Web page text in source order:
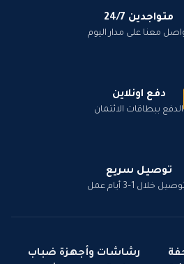
متواجدين 24/7
معنا على مدار اليوم
دفع اونلاين
الدفع ببطاقات الائتمان
توصيل سريع
خلال 1–3 أيام عمل
رشاشات وأجهزة ضباب